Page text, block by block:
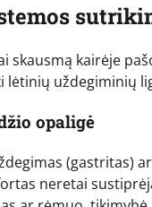
skausmą kairėje
lėtinių uždegiminių
opaligė
(gastritas)
neretai